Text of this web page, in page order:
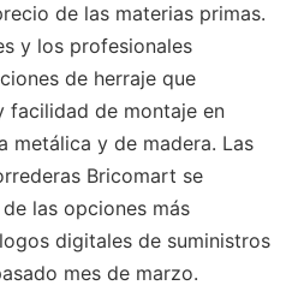
de las materias primas.
y los profesionales
de herraje que
facilidad de montaje en
metálica y de madera. Las
Bricomart se
las opciones más
digitales de suministros
mes de marzo.